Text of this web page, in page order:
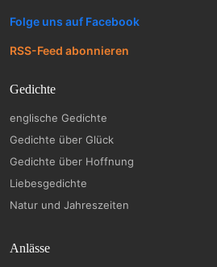
Folge uns auf Facebook
RSS-Feed abonnieren
Gedichte
englische Gedichte
Gedichte über Glück
Gedichte über Hoffnung
Liebesgedichte
Natur und Jahreszeiten
Anlässe